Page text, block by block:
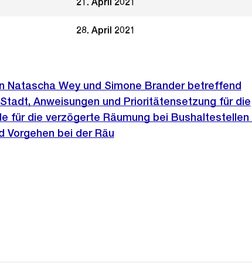
28. April 2021
Natascha Wey und Simone Brander betreffend
Anweisungen und Prioritätensetzung für die
für die verzögerte Räumung bei Bushaltestellen
Vorgehen bei der Räu